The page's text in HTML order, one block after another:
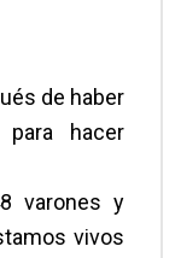
de haber
hacer
varones y
vivos